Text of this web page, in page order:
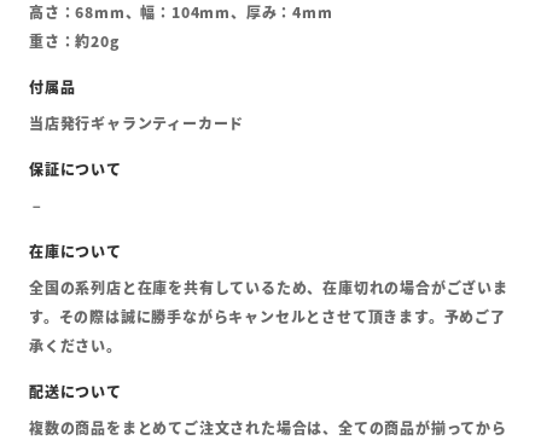
高さ：68mm、幅：104mm、厚み：4mm
重さ：約20g
当店発行ギャランティーカード
全国の系列店と在庫を共有しているため、在庫切れの場合がございま
す。その際は誠に勝手ながらキャンセルとさせて頂きます。予めご了
承ください。
複数の商品をまとめてご注文された場合は、全ての商品が揃ってから